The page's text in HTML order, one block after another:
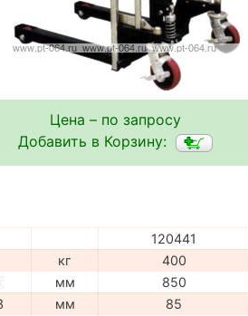
Цена – по запросу
Добавить в Корзину:
120441
кг
400
мм
850
мм
85